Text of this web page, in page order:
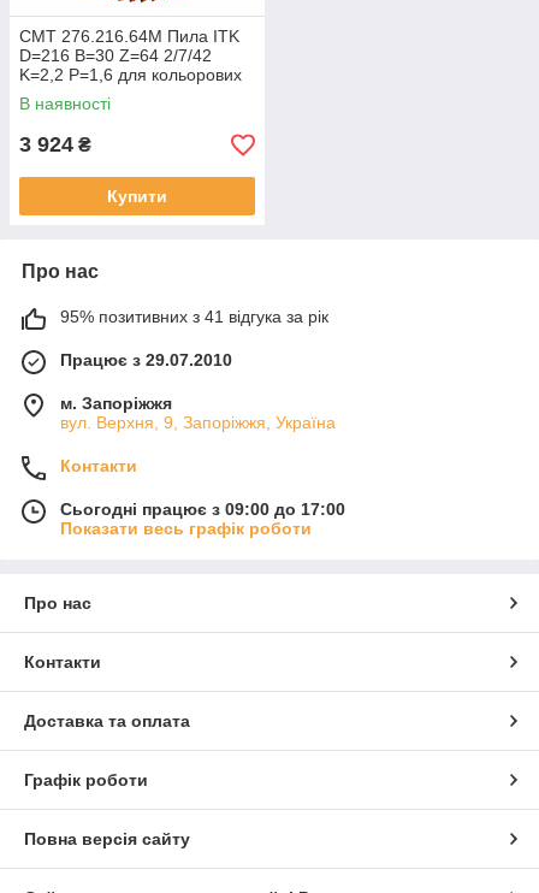
СМТ 276.216.64M Пила ITK
D=216 B=30 Z=64 2/7/42
K=2,2 P=1,6 для кольорових
металів, пластику та ламінату
В наявності
3 924 ₴
Купити
Про нас
95% позитивних з 41 відгука за рік
Працює з 29.07.2010
м. Запоріжжя
вул. Верхня, 9, Запоріжжя, Україна
Контакти
Сьогодні працює з 09:00 до 17:00
Показати весь графік роботи
Про нас
Контакти
Доставка та оплата
Графік роботи
Повна версія сайту